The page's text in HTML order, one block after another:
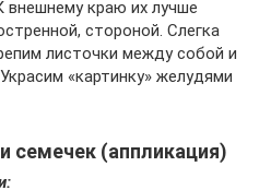
внешнему краю их лучше
стороной. Слегка
листочки между собой и
«картинку» желудями
семечек (аппликация)